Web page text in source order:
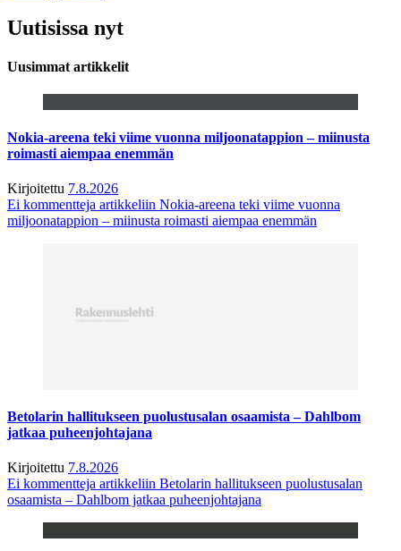
Uutisissa nyt
Uusimmat artikkelit
Nokia-areena teki viime vuonna miljoonatappion – miinusta
roimasti aiempaa enemmän
Kirjoitettu 7.8.2026
Ei kommentteja artikkeliin Nokia-areena teki viime vuonna
miljoonatappion – miinusta roimasti aiempaa enemmän
Betolarin hallitukseen puolustusalan osaamista – Dahlbom
jatkaa puheenjohtajana
Kirjoitettu 7.8.2026
Ei kommentteja artikkeliin Betolarin hallitukseen puolustusalan
osaamista – Dahlbom jatkaa puheenjohtajana